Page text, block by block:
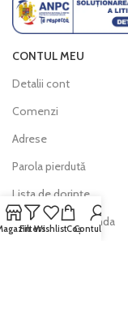
CONTUL MEU
Detalii cont
Comenzi
Adrese
Parola pierdută
Lista de dorințe
Urmărește comanda
FiltersWishlistCoșContul meu